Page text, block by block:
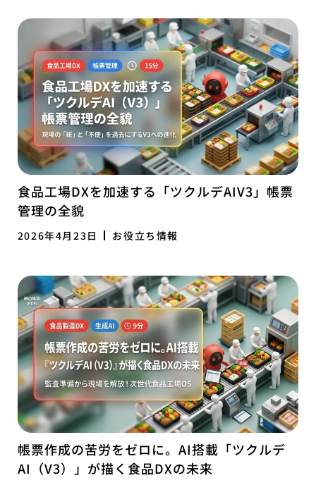
食品工場DXを加速する「ツクルデAIV3」帳票
管理の全貌
2026年4月23日 お役立ち情報
帳票作成の苦労をゼロに。AI搭載「ツクルデ
AI（V3）」が描く食品DXの未来